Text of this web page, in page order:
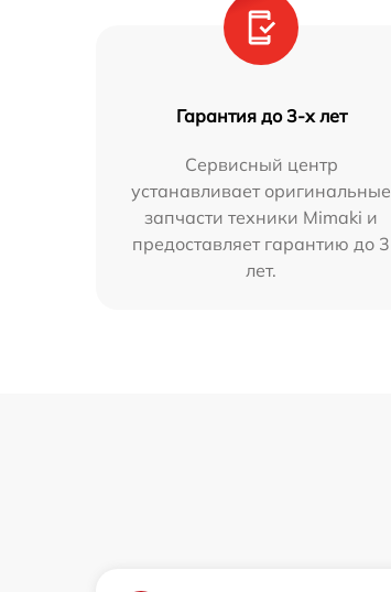
Гарантия до 3-х лет
Сервисный центр
устанавливает оригинальные
запчасти техники Mimaki и
предоставляет гарантию до 3
лет.